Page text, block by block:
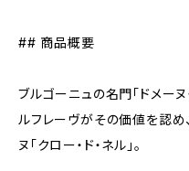
## 商品概要
ブルゴーニュの名門「ドメーヌ
ルフレーヴがその価値を認め
ヌ「クロー・ド・ネル」。